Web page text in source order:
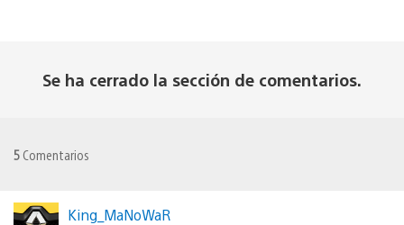
Se ha cerrado la sección de comentarios.
5 Comentarios
King_MaNoWaR